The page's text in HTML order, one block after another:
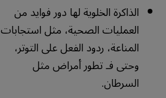
الذاكرة الخلوية لها دور فوايد من
العمليات الصحية، مثل استجابات
المناعة، ردود الفعل على التوتر،
وحتى فـ تطور أمراض مثل
السرطان.